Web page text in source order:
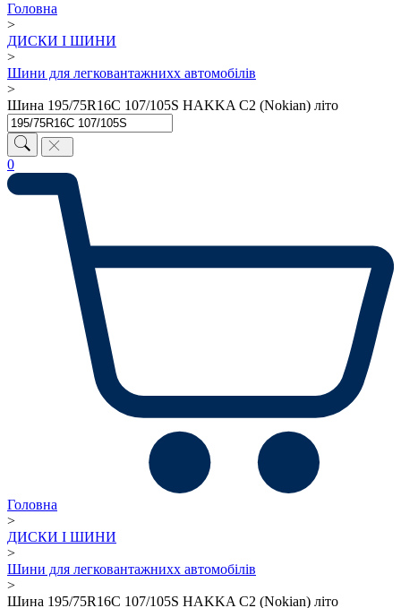
Головна
>
ДИСКИ І ШИНИ
>
Шини для легковантажнихх автомобілів
>
Шина 195/75R16C 107/105S HAKKA C2 (Nokian) літо
0
Головна
>
ДИСКИ І ШИНИ
>
Шини для легковантажнихх автомобілів
>
Шина 195/75R16C 107/105S HAKKA C2 (Nokian) літо